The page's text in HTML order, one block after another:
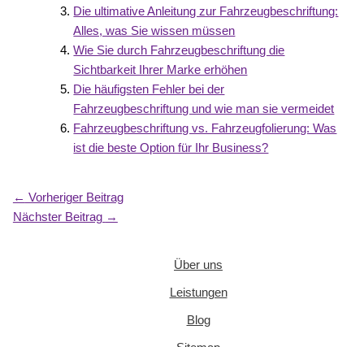
Die ultimative Anleitung zur Fahrzeugbeschriftung:
Alles, was Sie wissen müssen
Wie Sie durch Fahrzeugbeschriftung die
Sichtbarkeit Ihrer Marke erhöhen
Die häufigsten Fehler bei der
Fahrzeugbeschriftung und wie man sie vermeidet
Fahrzeugbeschriftung vs. Fahrzeugfolierung: Was
ist die beste Option für Ihr Business?
← Vorheriger Beitrag
Nächster Beitrag →
Über uns
Leistungen
Blog